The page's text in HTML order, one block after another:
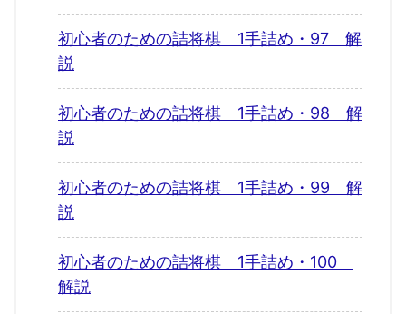
初心者のための詰将棋 1手詰め・97 解
説
初心者のための詰将棋 1手詰め・98 解
説
初心者のための詰将棋 1手詰め・99 解
説
初心者のための詰将棋 1手詰め・100
解説